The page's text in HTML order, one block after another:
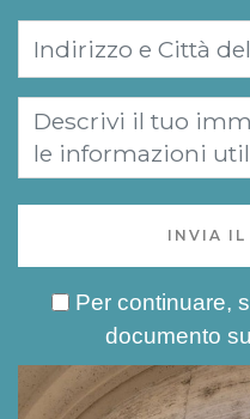
INVIA IL
Per continuare,
documento